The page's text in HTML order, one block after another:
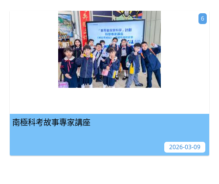
南極科考故事專家講座
6
2026-03-09